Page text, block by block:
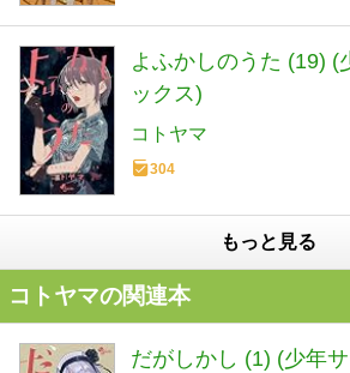
よふかしのうた (19) (
ックス)
コトヤマ
304
もっと見る
コトヤマの関連本
だがしかし (1) (少年